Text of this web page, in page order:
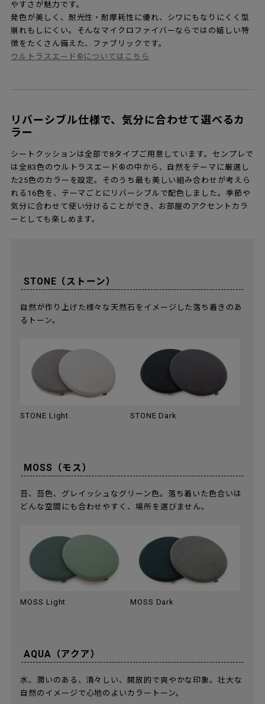
やすさが魅力です。
発色が美しく、耐光性・耐摩耗性に優れ、シワにもなりにくく型
崩れもしにくい。そんなマイクロファイバーならではの嬉しい特
徴をたくさん備えた、ファブリックです。
ウルトラスエード®についてはこちら
リバーシブル仕様で、気分に合わせて選べるカ
ラー
シートクッションは全部で8タイプご用意しています。センプレで
は全83色のウルトラスエード®の中から、自然をテーマに厳選し
た25色のカラーを設定。そのうち最も美しい組み合わせが考えら
れる16色を、テーマごとにリバーシブルで配色しました。季節や
気分に合わせて使い分けることができ、お部屋のアクセントカラ
ーとしても楽しめます。
STONE（ストーン）
自然が作り上げた様々な天然石をイメージした落ち着きのあ
るトーン。
STONE Light STONE Dark
MOSS（モス）
苔、苔色、グレイッシュなグリーン色。落ち着いた色合いは
どんな空間にも合わせやすく、場所を選びません。
MOSS Light MOSS Dark
AQUA（アクア）
水、潤いのある、清々しい、開放的で爽やかな印象。壮大な
自然のイメージで心地のよいカラートーン。